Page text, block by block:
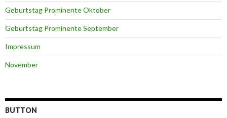
Geburtstag Prominente Oktober
Geburtstag Prominente September
Impressum
November
BUTTON